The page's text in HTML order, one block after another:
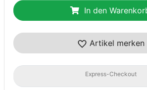
In den
Artikel merken
Express-Checkout